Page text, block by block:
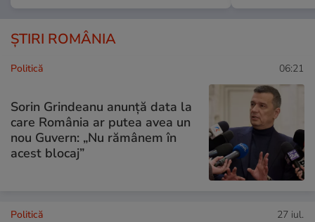
ȘTIRI ROMÂNIA
Politică 06:21
Sorin Grindeanu anunță data la
care România ar putea avea un
nou Guvern: „Nu rămânem în
acest blocaj”
Politică 27 iul.